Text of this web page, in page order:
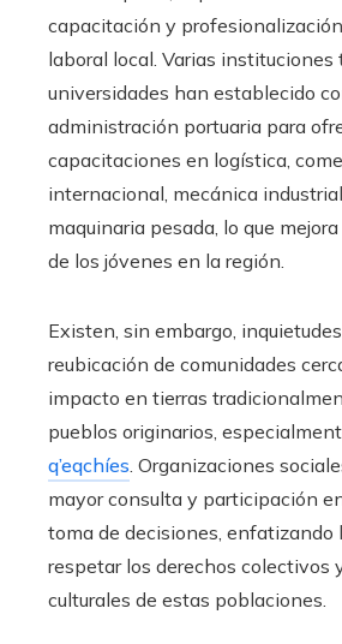
capacitación y
laboral local. Varias instituciones
universidades han establecido
administración portuaria para
capacitaciones en logística,
internacional, mecánica
maquinaria pesada, lo que
de los jóvenes en la región.
Existen, sin embargo,
reubicación de comunidades
impacto en tierras
pueblos originarios,
q’eqchíes . Organizaciones
mayor consulta y participación
toma de decisiones, enfatizando
respetar los derechos colectivos
culturales de estas poblaciones.